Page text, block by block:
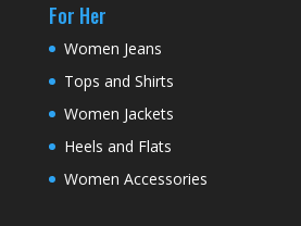
For Her
Women Jeans
Tops and Shirts
Women Jackets
Heels and Flats
Women Accessories